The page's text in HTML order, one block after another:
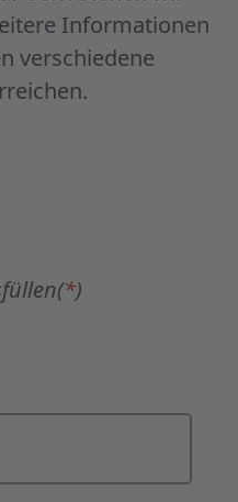
Informationen
verschiedene
*)